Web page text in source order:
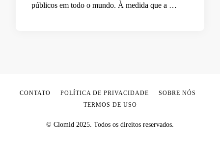
públicos em todo o mundo. À medida que a …
© Clomid 2025. Todos os direitos reservados.
CONTATO POLÍTICA DE PRIVACIDADE
SOBRE NÓS
TERMOS DE USO